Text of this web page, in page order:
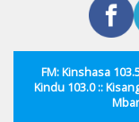
FM: Kinshasa
Kindu 103.0 ::